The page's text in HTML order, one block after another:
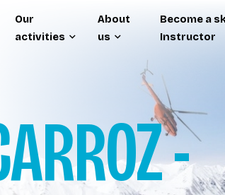
Our
activities
About
us
Become a
Instructor
-